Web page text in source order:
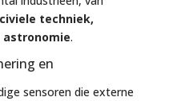
civiele techniek,
.
en
sensoren die externe